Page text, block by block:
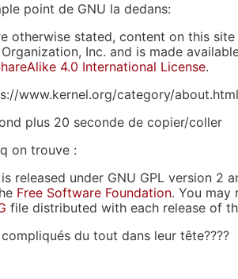
point de GNU la dedans:
otherwise stated, content on this
Organization, Inc. and is made
4.0 International License.
www.kernel.org/category/
plus 20 seconde de copier/coller
on trouve :
released under GNU GPL version 2
Free Software Foundation. You may
file distributed with each release of
du tout dans leur tête????